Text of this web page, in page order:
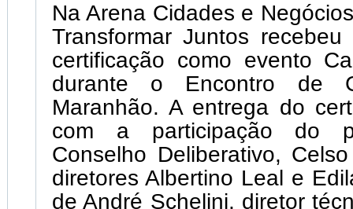
Na Arena Cidades e
Transformar Juntos
certificação como evento
durante o Encontro de
Maranhão. A entrega do
com a participação do
Conselho Deliberativo,
diretores Albertino Leal e
de André Schelini, diretor